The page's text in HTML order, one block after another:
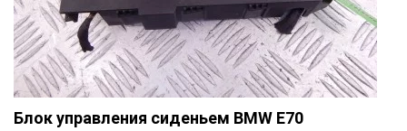
Блок управления сиденьем BMW E70